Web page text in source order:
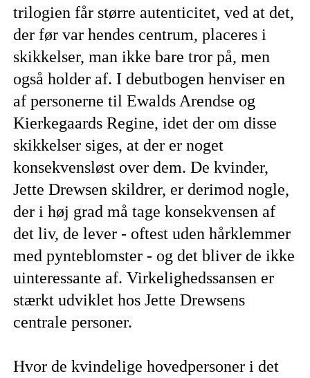
trilogien får større autenticitet, ved at det,
der før var hendes centrum, placeres i
skikkelser, man ikke bare tror på, men
også holder af. I debutbogen henviser en
af personerne til Ewalds Arendse og
Kierkegaards Regine, idet der om disse
skikkelser siges, at der er noget
konsekvensløst over dem. De kvinder,
Jette Drewsen skildrer, er derimod nogle,
der i høj grad må tage konsekvensen af
det liv, de lever - oftest uden hårklemmer
med pynteblomster - og det bliver de ikke
uinteressante af. Virkelighedssansen er
stærkt udviklet hos Jette Drewsens
centrale personer.
Hvor de kvindelige hovedpersoner i det